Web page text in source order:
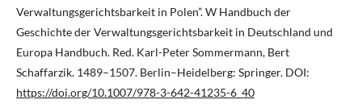
Verwaltungsgerichtsbarkeit in Polen”. W Handbuch der
Geschichte der Verwaltungsgerichtsbarkeit in Deutschland und
Europa Handbuch. Red. Karl-Peter Sommermann, Bert
Schaffarzik. 1489–1507. Berlin–Heidelberg: Springer. DOI:
https://doi.org/10.1007/978-3-642-41235-6_40